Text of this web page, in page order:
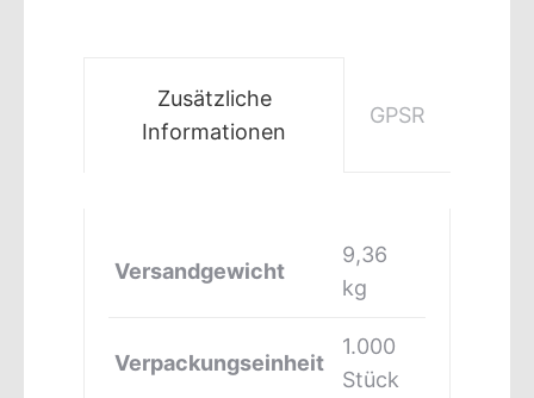
Zusätzliche
Informationen
GPSR
Versandgewicht
9,36
kg
Verpackungseinheit
1.000
Stück